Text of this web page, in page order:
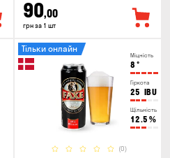
90,00
грн за 1 шт
Міцність
8 °
Гіркота
25 IBU
Щільність
12.5 %
(0)
Тільки онлайн